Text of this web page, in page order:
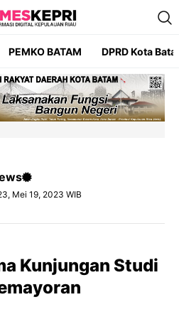
PEMKO BATAM DPRD Kota
Mei 19, 2023 WIB
Kunjungan Studi